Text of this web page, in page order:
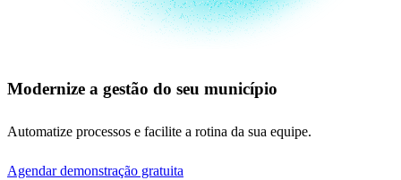
Modernize a gestão do seu município
Automatize processos e facilite a rotina da sua equipe.
Agendar demonstração gratuita